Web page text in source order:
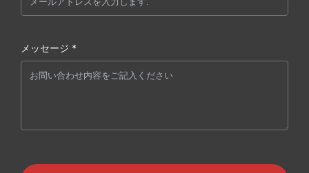
メッセージ *